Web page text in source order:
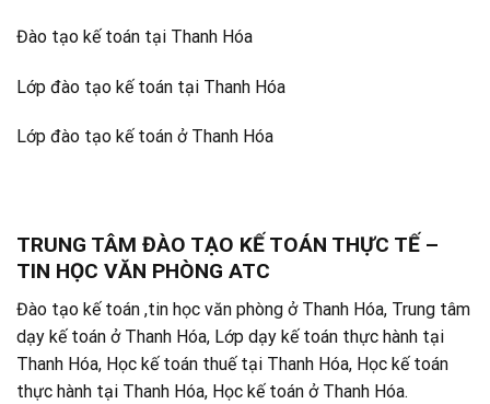
Đào tạo kế toán tại Thanh Hóa
Lớp đào tạo kế toán tại Thanh Hóa
Lớp đào tạo kế toán ở Thanh Hóa
TRUNG TÂM ĐÀO TẠO KẾ TOÁN THỰC TẾ –
TIN HỌC VĂN PHÒNG ATC
Đào tạo kế toán ,tin học văn phòng ở Thanh Hóa, Trung tâm
dạy kế toán ở Thanh Hóa, Lớp dạy kế toán thực hành tại
Thanh Hóa, Học kế toán thuế tại Thanh Hóa, Học kế toán
thực hành tại Thanh Hóa, Học kế toán ở Thanh Hóa.